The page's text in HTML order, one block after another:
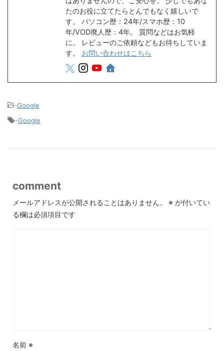
たのお役に立てたらとんでもなく嬉しいで
す。 パソコン歴：24年/スマホ歴：10
年/VOD廃人歴：4年。 質問などはお気軽
に。 レビューのご依頼などもお待ちしていま
す。 お問い合わせはこちら
-Google
-Google
comment
メールアドレスが公開されることはありません。 ※ が付いてい
る欄は必須項目です
名前 ※